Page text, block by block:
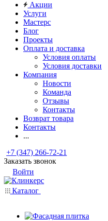
Акции
Услуги
Мастерс
Блог
Проекты
Оплата и доставка
Условия оплаты
Условия доставки
Компания
Новости
Команда
Отзывы
Контакты
Возврат товара
Контакты
...
+7 (347) 266-72-21
Заказать звонок
Войти
Каталог